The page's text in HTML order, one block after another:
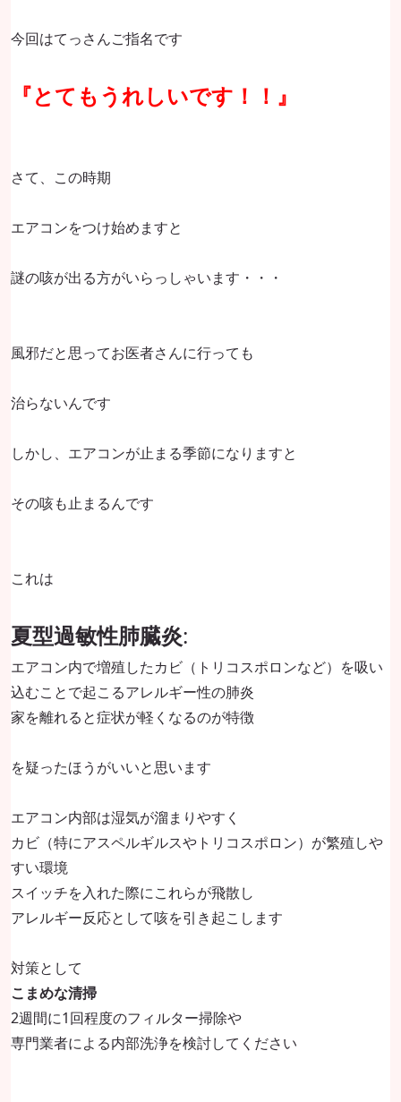
今回はてっさんご指名です
『とてもうれしいです！！』
さて、この時期
エアコンをつけ始めますと
謎の咳が出る方がいらっしゃいます・・・
風邪だと思ってお医者さんに行っても
治らないんです
しかし、エアコンが止まる季節になりますと
その咳も止まるんです
これは
夏型過敏性肺臓炎:
エアコン内で増殖したカビ（トリコスポロンなど）を吸い
込むことで起こるアレルギー性の肺炎
家を離れると症状が軽くなるのが特徴
を疑ったほうがいいと思います
エアコン内部は湿気が溜まりやすく
カビ（特にアスペルギルスやトリコスポロン）が繁殖しや
すい環境
スイッチを入れた際にこれらが飛散し
アレルギー反応として咳を引き起こします
対策として
こまめな清掃
2週間に1回程度のフィルター掃除や
専門業者による内部洗浄を検討してください